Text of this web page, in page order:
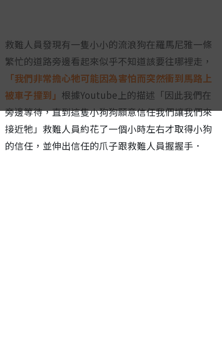
救難人員發現有一隻小小的流浪狗在羅馬尼雅一條
繁忙的道路旁邊看起來似乎不知道該要往哪裡走，
「我們非常擔心牠可能因為害怕而突然衝到馬路上
被車子撞到」 根據Youtube上的描述「因此我們在
旁邊等待，直到這隻小狗狗願意信任我們讓我們來
接近牠」救難人員約花了一個小時左右才取得小狗
的信任，並伸出信任的爪子跟救難人員握握手．